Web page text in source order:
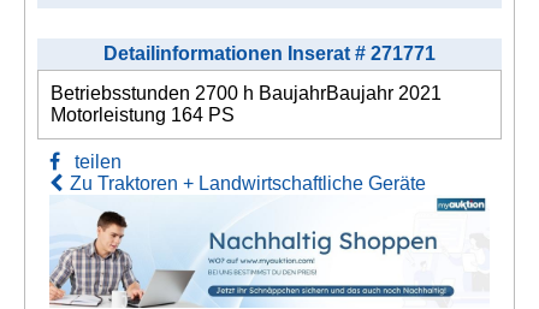
Detailinformationen Inserat # 271771
Betriebsstunden 2700 h BaujahrBaujahr 2021
Motorleistung 164 PS
teilen
Zu Traktoren + Landwirtschaftliche Geräte